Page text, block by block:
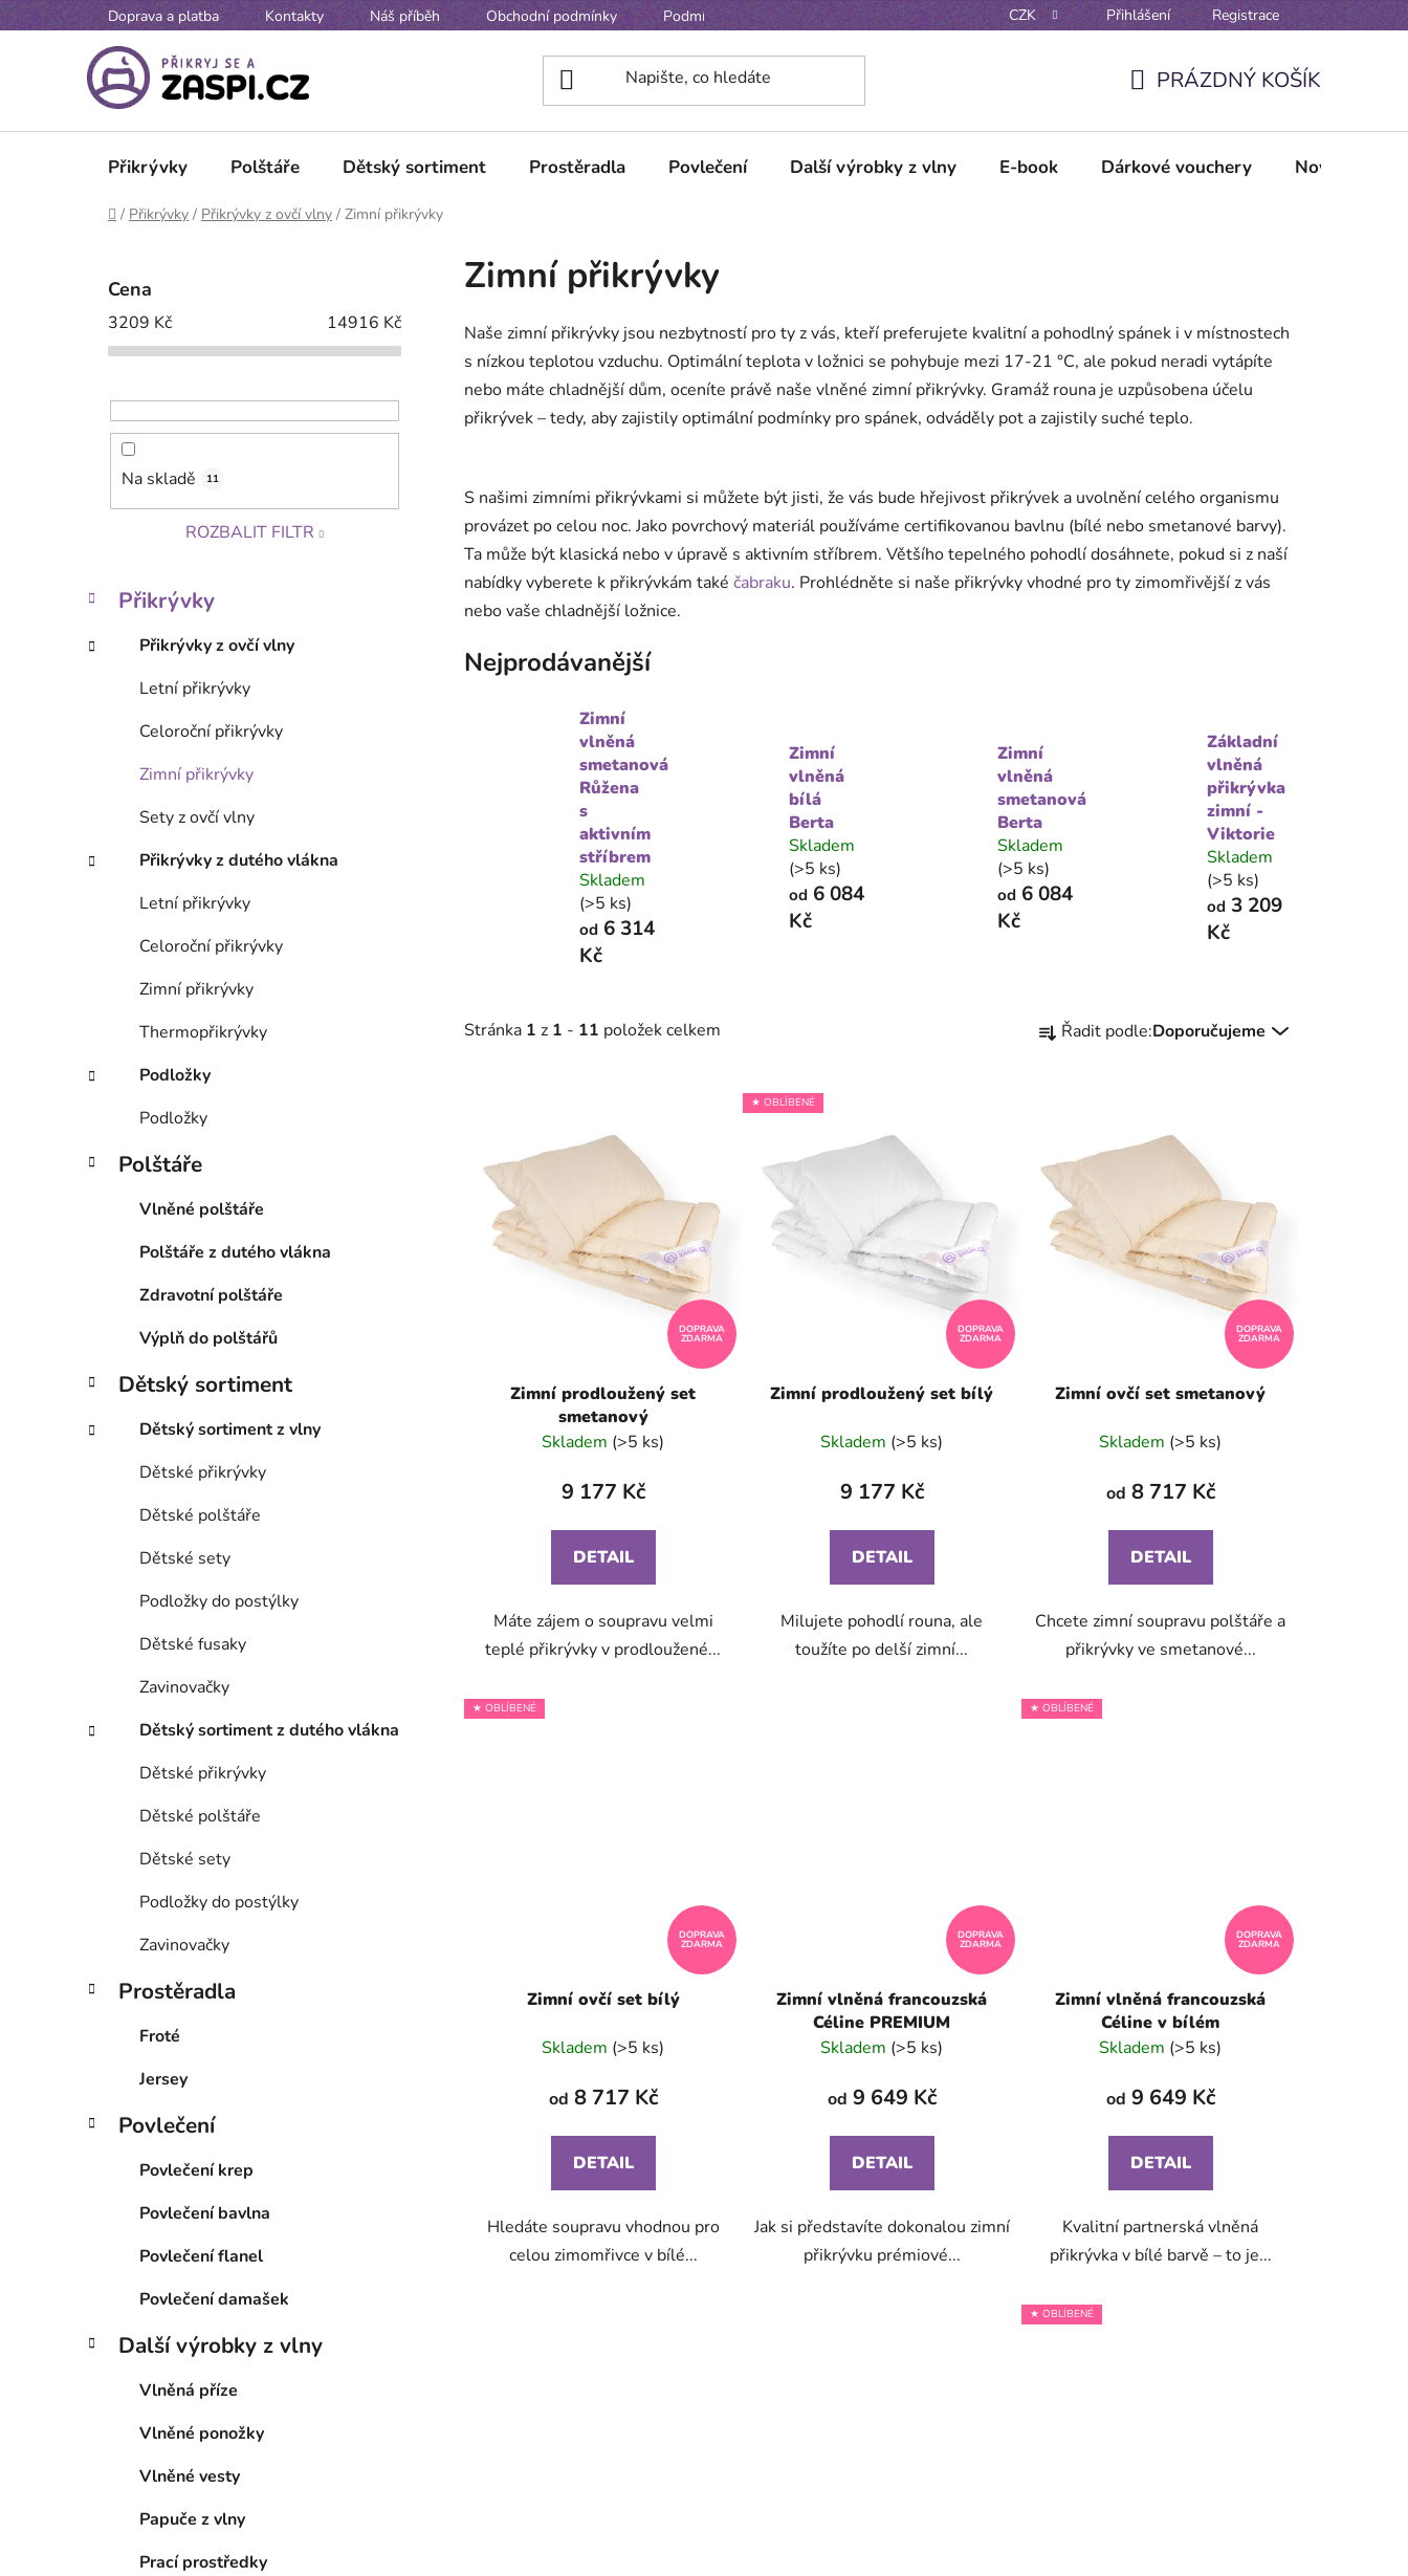
Přejít na obsahDoprava a platba Kontakty Náš příběh Obchodní podmínky Podmínky ochrany osobních údajů Reklamační řád Vzorové formuláře odstoupení / reklamace
CZK Přihlášení Registrace
KOŠÍK
PRÁZDNÝ KOŠÍK
Přikrývky Polštáře Dětský sortiment Prostěradla Povlečení Další výrobky z vlny E-book Dárkové vouchery Novinky
Domů
/ Přikrývky / Přikrývky z ovčí vlny / Zimní přikrývky
l
Cena
3209 Kč 14916 Kč
Na skladě 11
ROZBALIT FILTR
Přeskočit kategorie
K
a
e
Přikrývky
Přikrývky z ovčí vlny
Letní přikrývky
Celoroční přikrývky
Zimní přikrývky
Sety z ovčí vlny
Přikrývky z dutého vlákna
Letní přikrývky
Celoroční přikrývky
Zimní přikrývky
Thermopřikrývky
Podložky
Podložky
Polštáře
Vlněné polštáře
Polštáře z dutého vlákna
Zdravotní polštáře
Výplň do polštářů
Dětský sortiment
Dětský sortiment z vlny
Dětské přikrývky
Dětské polštáře
Dětské sety
Podložky do postýlky
Dětské fusaky
Zavinovačky
Dětský sortiment z dutého vlákna
Dětské přikrývky
Dětské polštáře
Dětské sety
Podložky do postýlky
Zavinovačky
Prostěradla
Froté
Jersey
Povlečení
Povlečení krep
Povlečení bavlna
Povlečení flanel
Povlečení damašek
Další výrobky z vlny
Vlněná příze
Vlněné ponožky
Vlněné vesty
Papuče z vlny
Prací prostředky
Zimní přikrývky
Naše zimní přikrývky jsou nezbytností pro ty z vás, kteří preferujete kvalitní a pohodlný spánek i v místnostech
s nízkou teplotou vzduchu. Optimální teplota v ložnici se pohybuje mezi 17-21 °C, ale pokud neradi vytápíte
nebo máte chladnější dům, oceníte právě naše vlněné zimní přikrývky. Gramáž rouna je uzpůsobena účelu
přikrývek – tedy, aby zajistily optimální podmínky pro spánek, odváděly pot a zajistily suché teplo.
S našimi zimními přikrývkami si můžete být jisti, že vás bude hřejivost přikrývek a uvolnění celého organismu
provázet po celou noc. Jako povrchový materiál používáme certifikovanou bavlnu (bílé nebo smetanové barvy).
Ta může být klasická nebo v úpravě s aktivním stříbrem. Většího tepelného pohodlí dosáhnete, pokud si z naší
nabídky vyberete k přikrývkám také čabraku. Prohlédněte si naše přikrývky vhodné pro ty zimomřivější z vás
nebo vaše chladnější ložnice.
Nejprodávanější
Zimní
vlněná
smetanová
Růžena
s
aktivním
stříbrem
Skladem
(>5 ks)
od 6 314
Kč
Zimní
vlněná
bílá
Berta
Skladem
(>5 ks)
od6 084
Kč
Zimní
vlněná
smetanová
Berta
Skladem
(>5 ks)
od 6 084
Kč
Základní
vlněná
přikrývka
zimní -
Viktorie
Skladem
(>5 ks)
od3 209
Kč
Stránka 1 z 1 - 11 položek celkem
a
p
o
Řadit podle:Doporučujeme
DOPRAVA
ZDARMA
Zimní prodloužený set
smetanový
Skladem (>5 ks)
9 177 Kč
DETAIL
Máte zájem o soupravu velmi
teplé přikrývky v prodloužené...
★ OBLÍBENÉ
DOPRAVA
ZDARMA
Zimní prodloužený set bílý
Skladem (>5 ks)
9 177 Kč
DETAIL
Milujete pohodlí rouna, ale
toužíte po delší zimní...
DOPRAVA
ZDARMA
Zimní ovčí set smetanový
Skladem (>5 ks)
od 8 717 Kč
DETAIL
Chcete zimní soupravu polštáře a
přikrývky ve smetanové...
★ OBLÍBENÉ
DOPRAVA
ZDARMA
Zimní ovčí set bílý
Skladem (>5 ks)
od 8 717 Kč
DETAIL
Hledáte soupravu vhodnou pro
celou zimomřivce v bílé...
DOPRAVA
ZDARMA
Zimní vlněná francouzská
Céline PREMIUM
Skladem (>5 ks)
od 9 649 Kč
DETAIL
Jak si představíte dokonalou zimní
přikrývku prémiové...
★ OBLÍBENÉ
DOPRAVA
ZDARMA
Zimní vlněná francouzská
Céline v bílém
Skladem (>5 ks)
od 9 649 Kč
DETAIL
Kvalitní partnerská vlněná
přikrývka v bílé barvě – to je...
★ OBLÍBENÉ